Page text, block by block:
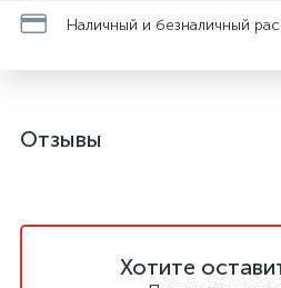
Наличный и безналичный
Отзывы
Хотите